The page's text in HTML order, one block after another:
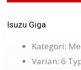
Isuzu Giga
Kategori:
Varian: 6